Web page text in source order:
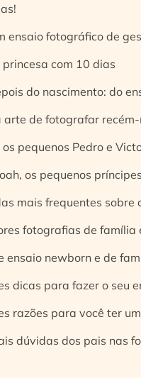
ensaio fotográfico de
princesa com 10 dias
do nascimento: do
arte de fotografar
pequenos Pedro e
os pequenos
mais frequentes sobre
fotografias de família
ensaio newborn e de
dicas para fazer o seu
razões para você ter
dúvidas dos pais nas